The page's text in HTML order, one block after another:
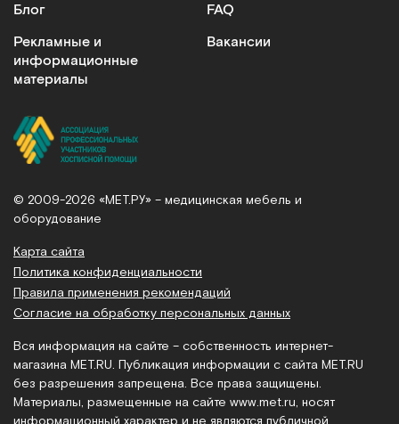
Блог
Рекламные и
информационные
материалы
FAQ
Вакансии
© 2009-2026 «МЕТ.РУ» – медицинская мебель и
оборудование
Карта сайта
Политика конфиденциальности
Правила применения рекомендаций
Согласие на обработку персональных данных
Вся информация на сайте – собственность интернет-
магазина MET.RU. Публикация информации с сайта MET.RU
без разрешения запрещена. Все права защищены.
Материалы, размещенные на сайте www.met.ru , носят
информационный характер и не являются публичной